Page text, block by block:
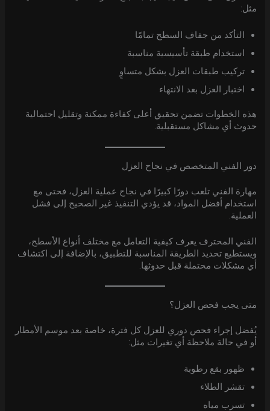
مثل:
التأكد من جفاف السطح تمامًا
استخدام طبقة تأسيسية مناسبة
تركيب طبقات العزل بشكل متساوٍ
اختبار العزل بعد الانتهاء
هذه الخطوات تضمن تحقيق أعلى كفاءة ممكنة وتقليل احتمالية
حدوث أي مشاكل مستقبلية.
دور الفني المتخصص في نجاح العزل
مهارة الفني تلعب دورًا كبيرًا في نجاح عملية العزل، فحتى مع
استخدام أفضل المواد، قد يؤدي التنفيذ غير الصحيح إلى فشل
العملية.
الفني المحترف يعرف كيفية التعامل مع مختلف أنواع الأسطح،
ويستطيع تحديد الطريقة المناسبة للتطبيق، بالإضافة إلى اكتشاف
أي مشكلات محتملة قبل حدوثها.
متى يجب فحص العزل؟
يُفضل إجراء فحص دوري للعزل كل فترة، خاصة بعد موسم الأمطار
أو في حالة ملاحظة أي تغيرات مثل:
ظهور بقع رطوبة
تقشر الطلاء
تسرب مياه